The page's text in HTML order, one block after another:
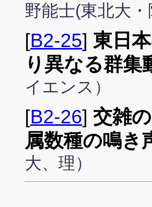
野能士(東北大
[B2-25] 東日
り異なる群集
イエンス）
[B2-26] 交雑
属数種の鳴き
大、理）